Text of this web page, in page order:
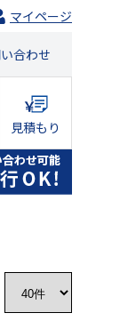
マイページ
合わせ
見積もり